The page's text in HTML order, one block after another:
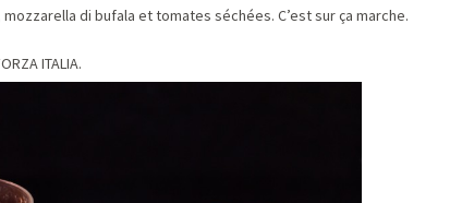
di bufala et tomates séchées. C’est sur ça marche.
ITALIA.